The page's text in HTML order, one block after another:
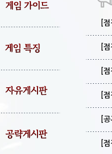
[
[
[
[
[
[